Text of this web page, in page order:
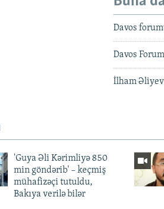
Davos
Davos
İlham Əliyev
'Guya Əli Kərimliyə 850
min göndərib' – keçmiş
mühafizəçi tutuldu,
Bakıya verilə bilər